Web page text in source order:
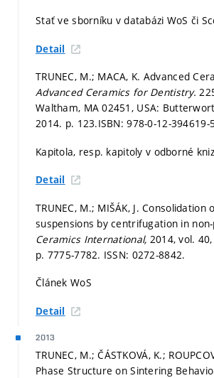
Stať ve sborníku v databázi WoS či
Detail
TRUNEC, M.; MACA, K. Advanced
Advanced Ceramics for Dentistry.
Waltham, MA 02451, USA:
2014. p. 123.ISBN: 978-0-12-394619-
Kapitola, resp. kapitoly v odborné
Detail
TRUNEC, M.; MIŠÁK, J.
suspensions by centrifugation in
Ceramics International, 2014, vol.
p. 7775-7782. ISSN: 0272-8842.
Článek WoS
Detail
2013
TRUNEC, M.; ČÁSTKOVÁ, K.;
Phase Structure on Sintering